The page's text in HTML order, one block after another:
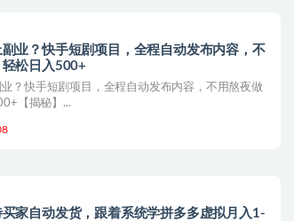
业？快手短剧项目，全程自动发布内容，不
松日入500+
？快手短剧项目，全程自动发布内容，不用熬夜做
【揭秘】...
家自动发货，跟着系统学拼多多虚拟月入1-